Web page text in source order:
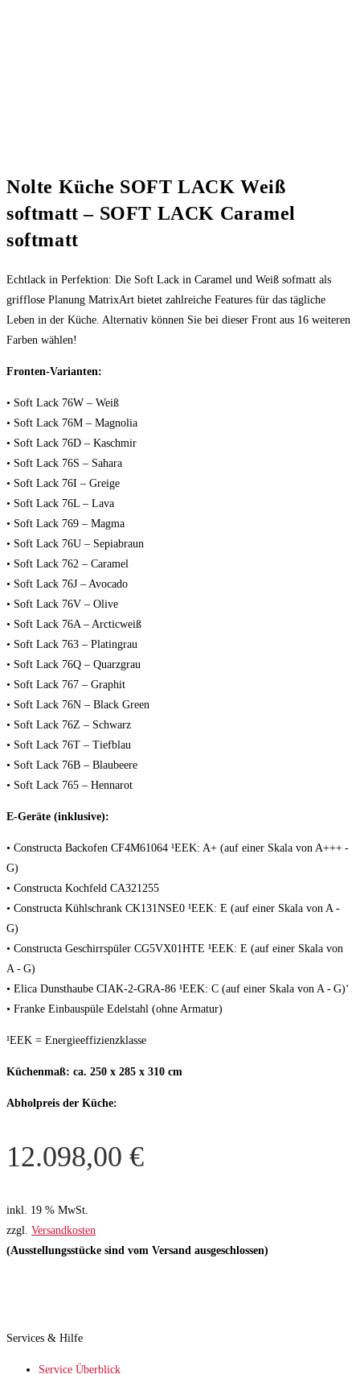
Nolte Küche SOFT LACK Weiß
softmatt – SOFT LACK Caramel
softmatt
Echtlack in Perfektion: Die Soft Lack in Caramel und Weiß sofmatt als
grifflose Planung MatrixArt bietet zahlreiche Features für das tägliche
Leben in der Küche. Alternativ können Sie bei dieser Front aus 16 weiteren
Farben wählen!
Fronten-Varianten:
• Soft Lack 76W – Weiß
• Soft Lack 76M – Magnolia
• Soft Lack 76D – Kaschmir
• Soft Lack 76S – Sahara
• Soft Lack 76I – Greige
• Soft Lack 76L – Lava
• Soft Lack 769 – Magma
• Soft Lack 76U – Sepiabraun
• Soft Lack 762 – Caramel
• Soft Lack 76J – Avocado
• Soft Lack 76V – Olive
• Soft Lack 76A – Arcticweiß
• Soft Lack 763 – Platingrau
• Soft Lack 76Q – Quarzgrau
• Soft Lack 767 – Graphit
• Soft Lack 76N – Black Green
• Soft Lack 76Z – Schwarz
• Soft Lack 76T – Tiefblau
• Soft Lack 76B – Blaubeere
• Soft Lack 765 – Hennarot
E-Geräte (inklusive):
• Constructa Backofen CF4M61064 ¹EEK: A+ (auf einer Skala von A+++ -
G)
• Constructa Kochfeld CA321255
• Constructa Kühlschrank CK131NSE0 ¹EEK: E (auf einer Skala von A -
G)
• Constructa Geschirrspüler CG5VX01HTE ¹EEK: E‍ (auf einer Skala von
A - G)
• Elica Dunsthaube CIAK-2-GRA-86 ¹EEK: C‍ (auf einer Skala von A - G)‘
• Franke Einbauspüle Edelstahl (ohne Armatur)
¹EEK = Energieeffizienzklasse
Küchenmaß: ca. 250 x 285 x 310 cm
Abholpreis der Küche:
12.098,00 €
inkl. 19 % MwSt.
zzgl. Versandkosten
(Ausstellungsstücke sind vom Versand ausgeschlossen)
Services & Hilfe
Service Überblick